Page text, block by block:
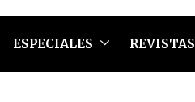
ESPECIALES REVISTAS